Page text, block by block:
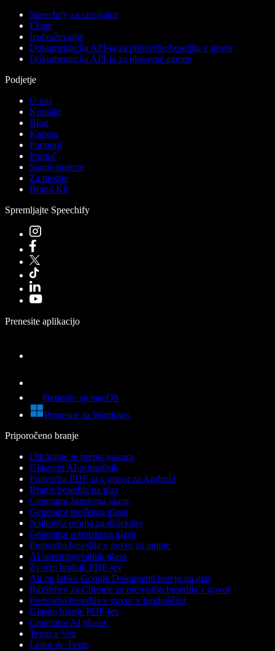
Speechify za razvijalce
Ekipe
Izobraževanje
Dokumentacija API-ja za pretvorbo besedila v govor
Dokumentacija API-ja za glasovne agente
Podjetje
O nas
Kontakt
Blog
Kariera
Partnerji
Pomoč
Stanje storitve
Za medije
Brand Kit
Spremljajte Speechify
Prenesite aplikacijo
Prenesite za macOS
Prenesite za Windows
Priporočeno branje
Diktiranje in prepis govora
Glasovni AI-pomočnik
Pretvorba PDF-ja v govor za Android
Branje besedila na glas
Generator ženskega glasu
Generator moškega glasu
Najboljša orodja za disleksijo
Generator robotskega glasu
Pretvorba besedila v govor za anime
AI-spreminjevalnik glasu
Zvočni bralnik PDF-jev
Ali mi lahko Google Dokumenti berejo na glas
Razširitev za Chrome za pretvorbo besedila v govor
Pretvorba besedila v govor v hindujščini
Glasno branje PDF-jev
Generator AI glasov
Texto a Voz
Leitor de Texto